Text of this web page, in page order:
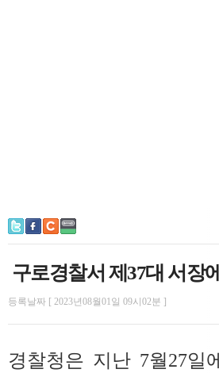
구로경찰서 제37대 서장
등록날짜 [ 2023년08월01일 09시02분 ]
경찰청은 지난 7월27일